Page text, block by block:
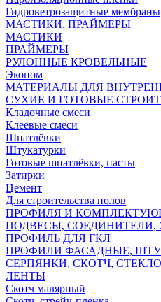
Гидроветрозащитные мембраны
МАСТИКИ, ПРАЙМЕРЫ
МАСТИКИ
ПРАЙМЕРЫ
РУЛОННЫЕ КРОВЕЛЬНЫЕ
Эконом
МАТЕРИАЛЫ ДЛЯ
СУХИЕ И ГОТОВЫЕ
Кладочные смеси
Клеевые смеси
Шпатлёвки
Штукатурки
Готовые шпатлёвки, пасты
Затирки
Цемент
Для строительства полов
ПРОФИЛЯ И
ПОДВЕСЫ, СОЕДИНИТЕЛИ,
ПРОФИЛЬ ДЛЯ ГКЛ
ПРОФИЛИ ФАСАДНЫЕ,
СЕРПЯНКИ, СКОТЧ,
ЛЕНТЫ
Скотч малярный